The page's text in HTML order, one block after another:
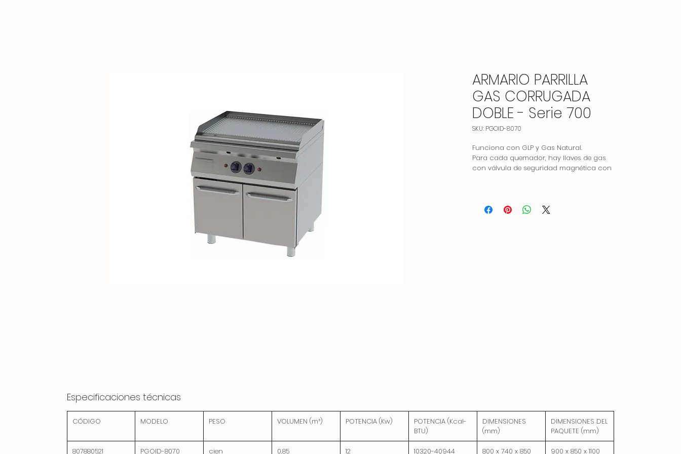
ARMARIO PARRILLA
GAS CORRUGADA
DOBLE - Serie 700
SKU: PGOID-8070
Funciona con GLP y Gas Natural.
Para cada quemador, hay llaves de gas
con válvula de seguridad magnética con
drenaje delante de la superficie de fritura.
Especificaciones técnicas
CÓDIGO MODELO PESO VOLUMEN (m³) POTENCIA (Kw)
POTENCIA (Kcal-
BTU)
DIMENSIONES
(mm)
DIMENSIONES DEL
PAQUETE (mm)
807880521 PGOID-8070 cien 0,85 12 10320-40944 800 x 740 x 850 900 x 850 x 1100